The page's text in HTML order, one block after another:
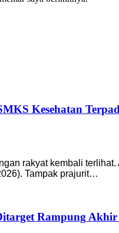
Kesehatan
rakyat kembali
Tampak prajurit…
Rampung Akhir